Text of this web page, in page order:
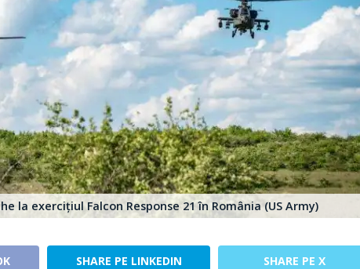
la exercițiul Falcon Response 21 în România (US Army)
SHARE PE LINKEDIN SHARE PE X